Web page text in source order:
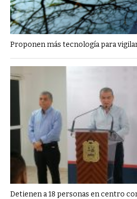
Proponen más tecnología para
Detienen a 18 personas en centro